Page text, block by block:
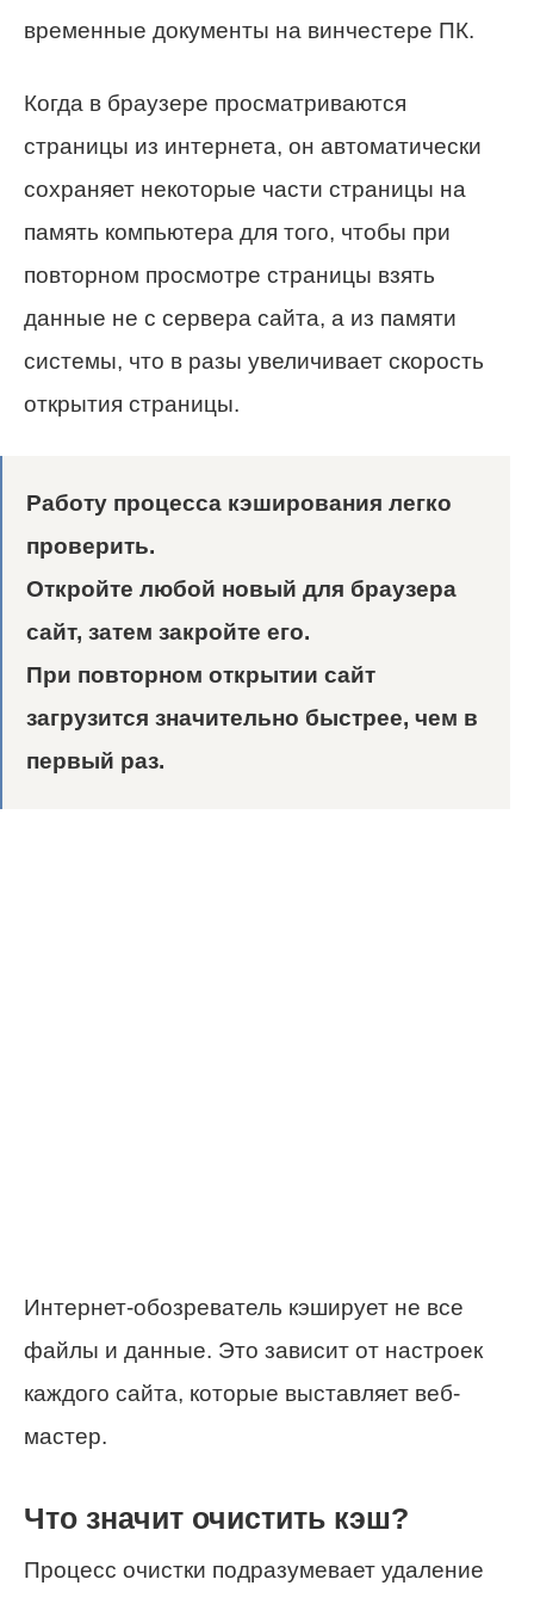
временные документы на винчестере ПК.
Когда в браузере просматриваются
страницы из интернета, он автоматически
сохраняет некоторые части страницы на
память компьютера для того, чтобы при
повторном просмотре страницы взять
данные не с сервера сайта, а из памяти
системы, что в разы увеличивает скорость
открытия страницы.
Работу процесса кэширования легко
проверить.
Откройте любой новый для браузера
сайт, затем закройте его.
При повторном открытии сайт
загрузится значительно быстрее, чем в
первый раз.
Интернет-обозреватель кэширует не все
файлы и данные. Это зависит от настроек
каждого сайта, которые выставляет веб-
мастер.
Что значит очистить кэш?
Процесс очистки подразумевает удаление